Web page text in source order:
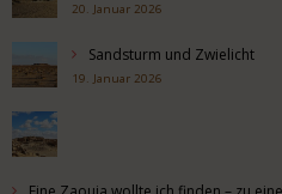
20. Januar 2026
Sandsturm und Zwielicht
19. Januar 2026